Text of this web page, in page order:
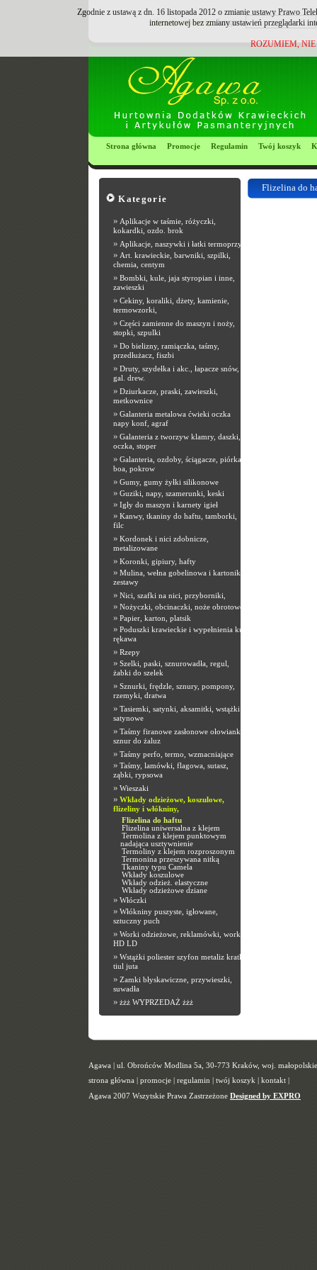
Zarejestruj się Login:
Strona główna Promocje Regulamin Twój koszyk
Kategorie
» Aplikacje w taśmie, różyczki,
kokardki, ozdo. brok
» Aplikacje, naszywki i łatki termoprzyle
» Art. krawieckie, barwniki, szpilki,
chemia, centym
» Bombki, kule, jaja styropian i inne,
zawieszki
» Cekiny, koraliki, dżety, kamienie,
termowzorki,
» Części zamienne do maszyn i noży,
stopki, szpulki
» Do bielizny, ramiączka, taśmy,
przedłużacz, fiszbi
» Druty, szydełka i akc., łapacze snów,
gal. drew.
» Dziurkacze, praski, zawieszki,
metkownice
» Galanteria metalowa ćwieki oczka
napy konf, agraf
» Galanteria z tworzyw klamry, daszki,
oczka, stoper
» Galanteria, ozdoby, ściągacze, piórka,
boa, pokrow
» Gumy, gumy żyłki silikonowe
» Guziki, napy, szamerunki, keski
» Igły do maszyn i karnety igieł
» Kanwy, tkaniny do haftu, tamborki,
filc
» Kordonek i nici zdobnicze,
metalizowane
» Koronki, gipiury, hafty
» Mulina, wełna gobelinowa i kartoniki,
zestawy
» Nici, szafki na nici, przyborniki,
» Nożyczki, obcinaczki, noże obrotowe
» Papier, karton, platsik
» Poduszki krawieckie i wypełnienia kuli
rękawa
» Rzepy
» Szelki, paski, sznurowadła, regul,
żabki do szelek
» Sznurki, frędzle, sznury, pompony,
rzemyki, dratwa
» Tasiemki, satynki, aksamitki, wstążki
satynowe
» Taśmy firanowe zasłonowe ołowianki,
sznur do żaluz
» Taśmy perfo, termo, wzmacniające
» Taśmy, lamówki, flagowa, sutasz,
ząbki, rypsowa
» Wieszaki
» Wkłady odzieżowe, koszulowe,
flizeliny i włókniny,
Flizelina do haftu
Flizelina uniwersalna z klejem
Termolina z klejem punktowym
nadająca usztywnienie
Termoliny z klejem rozproszonym
Termonina przeszywana nitką
Tkaniny typu Camela
Wkłady koszulowe
Wkłady odzież. elastyczne
Wkłady odzieżowe dziane
» Włóczki
» Włókniny puszyste, igłowane,
sztuczny puch
» Worki odzieżowe, reklamówki, worki
HD LD
» Wstążki poliester szyfon metaliz kratka
tiul juta
» Zamki błyskawiczne, przywieszki,
suwadła
» żżż WYPRZEDAŻ żżż
Flizelina do
Agawa | ul. Obrońców Modlina 5a, 30-773 Kraków, woj.
strona główna
promocje regulamin twój koszyk kontakt
Agawa 2007 Wszytskie Prawa Zastrzeżone Designed by EXPRO
Zgodnie z ustawą z dn. 16 listopada 2012 o zmianie ustawy Prawo
internetowej bez zmiany ustawień przeglądarki
ROZUMIEM,